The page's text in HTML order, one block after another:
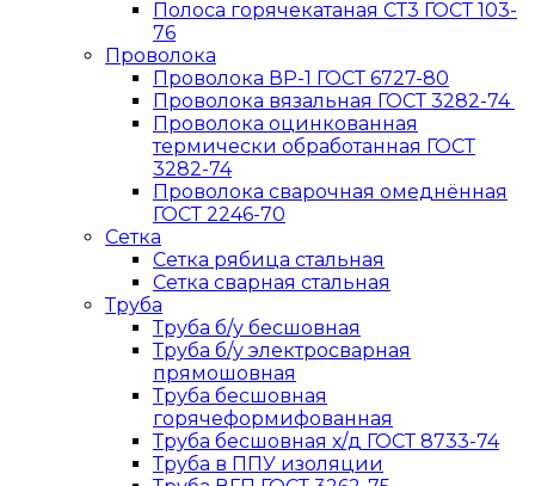
Полоса горячекатаная СТ3 ГОСТ 103-
76
Проволока
Проволока ВР-1 ГОСТ 6727-80
Проволока вязальная ГОСТ 3282-74
Проволока оцинкованная
термически обработанная ГОСТ
3282-74
Проволока сварочная омеднённая
ГОСТ 2246-70
Сетка
Сетка рябица стальная
Сетка сварная стальная
Труба
Труба б/у бесшовная
Труба б/у электросварная
прямошовная
Труба бесшовная
горячеформифованная
Труба бесшовная х/д ГОСТ 8733-74
Труба в ППУ изоляции